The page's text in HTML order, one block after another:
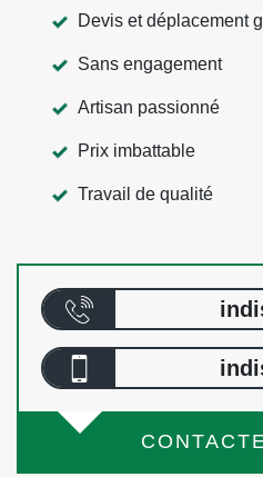
Devis et déplacement
Sans engagement
Artisan passionné
Prix imbattable
Travail de qualité